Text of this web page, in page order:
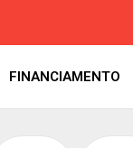
FINANCIAMENTO